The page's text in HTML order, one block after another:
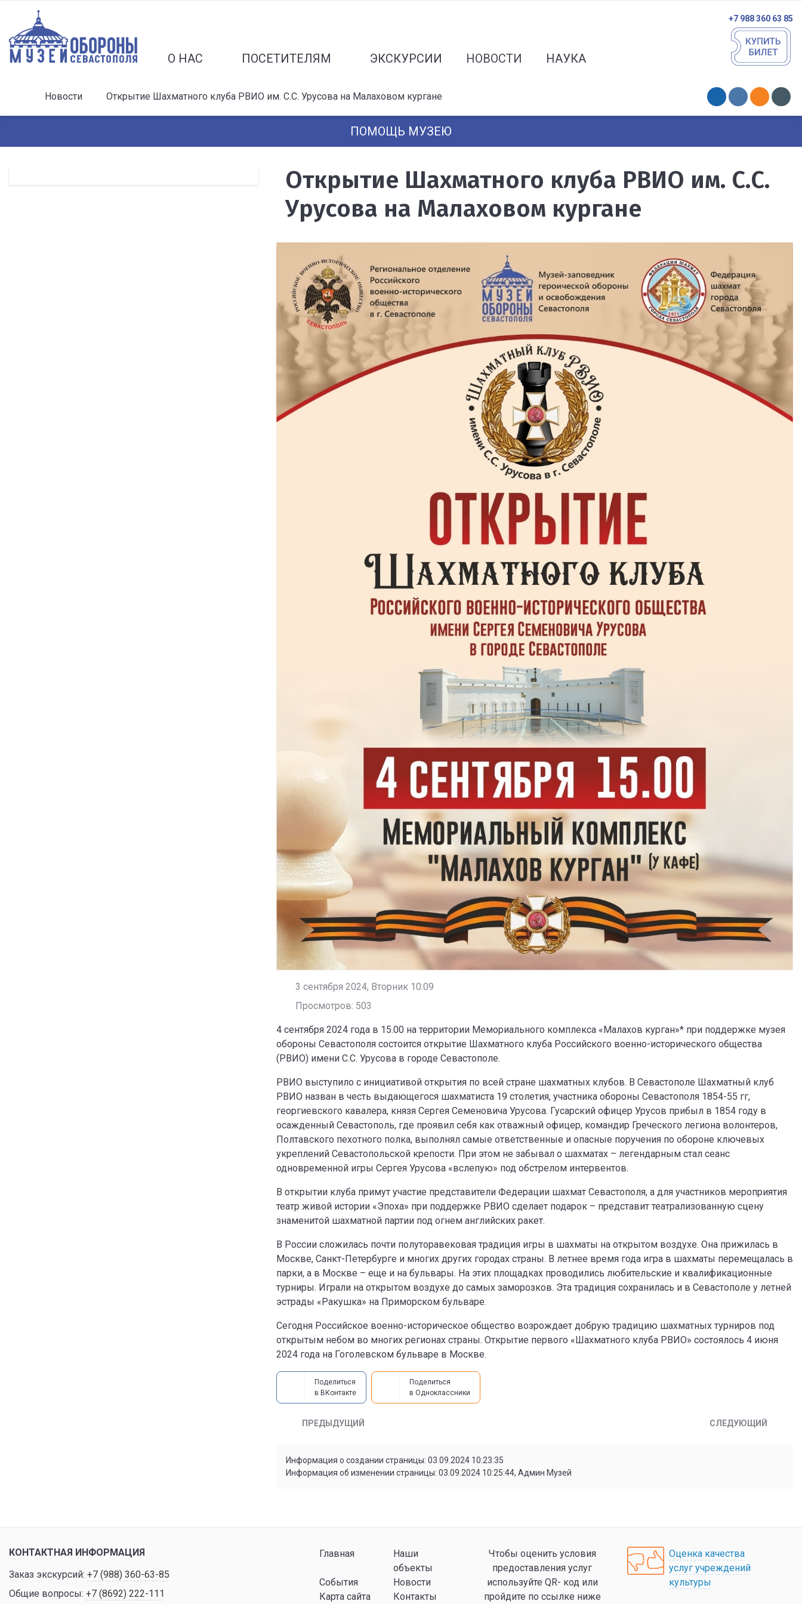
О НАС ПОСЕТИТЕЛЯМ ЭКСКУРСИИ НОВОСТИ НАУКА
+7 988 360 63 85
Новости Открытие Шахматного клуба РВИО им. С.С. Урусова на Малаховом кургане
ПОМОЩЬ МУЗЕЮ
Открытие Шахматного клуба РВИО им. С.С.
Урусова на Малаховом кургане
3 сентября 2024, Вторник 10:09
Просмотров: 503
4 сентября 2024 года в 15.00 на территории Мемориального комплекса «Малахов курган»* при поддержке музея
обороны Севастополя состоится открытие Шахматного клуба Российского военно-исторического общества
(РВИО) имени С.С. Урусова в городе Севастополе.
РВИО выступило с инициативой открытия по всей стране шахматных клубов. В Севастополе Шахматный клуб
РВИО назван в честь выдающегося шахматиста 19 столетия, участника обороны Севастополя 1854-55 гг,
георгиевского кавалера, князя Сергея Семеновича Урусова. Гусарский офицер Урусов прибыл в 1854 году в
осажденный Севастополь, где проявил себя как отважный офицер, командир Греческого легиона волонтеров,
Полтавского пехотного полка, выполнял самые ответственные и опасные поручения по обороне ключевых
укреплений Севастопольской крепости. При этом не забывал о шахматах – легендарным стал сеанс
одновременной игры Сергея Урусова «вслепую» под обстрелом интервентов.
В открытии клуба примут участие представители Федерации шахмат Севастополя, а для участников мероприятия
театр живой истории «Эпоха» при поддержке РВИО сделает подарок – представит театрализованную сцену
знаменитой шахматной партии под огнем английских ракет.
В России сложилась почти полуторавековая традиция игры в шахматы на открытом воздухе. Она прижилась в
Москве, Санкт-Петербурге и многих других городах страны. В летнее время года игра в шахматы перемещалась в
парки, а в Москве – еще и на бульвары. На этих площадках проводились любительские и квалификационные
турниры. Играли на открытом воздухе до самых заморозков. Эта традиция сохранилась и в Севастополе у летней
эстрады «Ракушка» на Приморском бульваре.
Сегодня Российское военно-историческое общество возрождает добрую традицию шахматных турниров под
открытым небом во многих регионах страны. Открытие первого «Шахматного клуба РВИО» состоялось 4 июня
2024 года на Гоголевском бульваре в Москве.
Поделиться
в ВКонтакте
Поделиться
в Одноклассники
ПРЕДЫДУЩИЙ СЛЕДУЮЩИЙ
Информация о создании страницы: 03.09.2024 10:23:35
Информация об изменении страницы: 03.09.2024 10:25:44, Админ Музей
КОНТАКТНАЯ ИНФОРМАЦИЯ
Заказ экскурсий: +7 (988) 360-63-85
Общие вопросы: +7 (8692) 222-111
Главная
Наши
объекты
События
Новости
Карта сайта
Контакты
Чтобы оценить условия
предоставления услуг
используйте QR- код или
пройдите по ссылке ниже
Оценка качества
услуг учреждений
культуры